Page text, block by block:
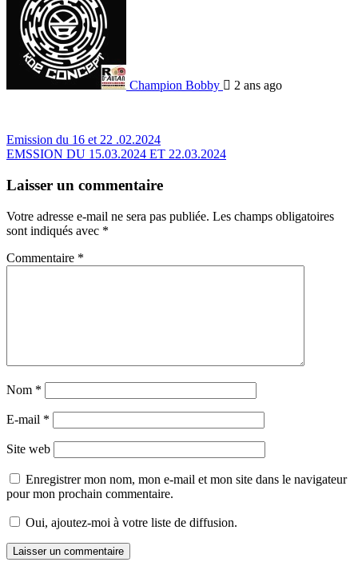
Champion Bobby 2 ans ago
Emission du 16 et 22 .02.2024
EMSSION DU 15.03.2024 ET 22.03.2024
Laisser un commentaire
Votre adresse e-mail ne sera pas publiée. Les champs obligatoires
sont indiqués avec *
Commentaire *
Nom *
E-mail *
Site web
Enregistrer mon nom, mon e-mail et mon site dans le navigateur
pour mon prochain commentaire.
Oui, ajoutez-moi à votre liste de diffusion.